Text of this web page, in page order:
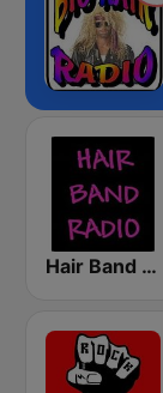
Hair Band Radio